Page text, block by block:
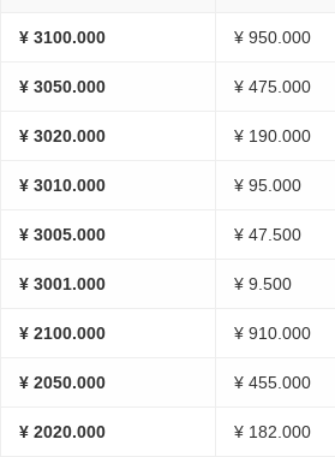
¥ 3100.000 ¥ 950.000
¥ 3050.000 ¥ 475.000
¥ 3020.000 ¥ 190.000
¥ 3010.000 ¥ 95.000
¥ 3005.000 ¥ 47.500
¥ 3001.000 ¥ 9.500
¥ 2100.000 ¥ 910.000
¥ 2050.000 ¥ 455.000
¥ 2020.000 ¥ 182.000